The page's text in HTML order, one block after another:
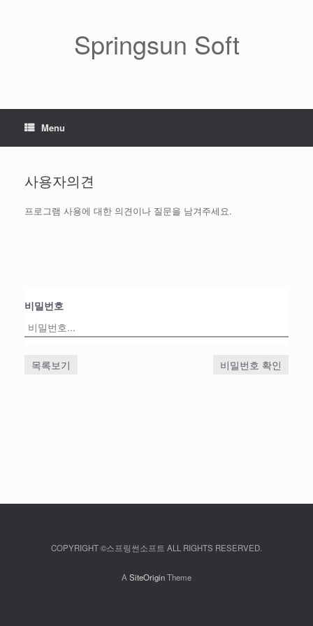
Springsun Soft
Menu
사용자의견
프로그램 사용에 대한 의견이나 질문을 남겨주세요.
비밀번호
목록보기 비밀번호 확인
COPYRIGHT ©스프링썬소프트 ALL RIGHTS RESERVED.
ASiteOriginTheme